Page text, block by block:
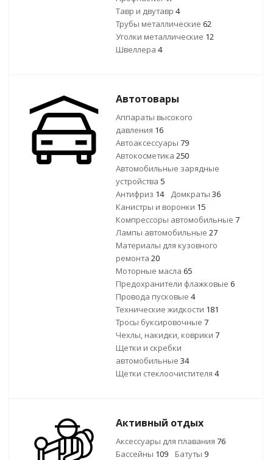
Тавр и двутавр 4
Трубы металлические 62
Уголки металлические 12
Швеллера 4
Автотовары
Аппараты высокого
давления 16
Автоаксессуары 79
Автокосметика 250
Автомобильные зарядные
устройства 5
Антифриз 14 Домкраты 36
Канистры и воронки 15
Компрессоры автомобильные 7
Лампы автомобильные 27
Материалы для кузовного
ремонта 20
Моторные масла 65
Предохранители флажковые 6
Провода пусковые 4
Технические жидкости 181
Тросы буксировочные 7
Чехлы, накидки, коврики 7
Щетки и скребки
автомобильные 34
Щетки стеклоочистителя 4
Активный отдых
Аксессуары для плавания 76
Бассейны 109 Батуты 9